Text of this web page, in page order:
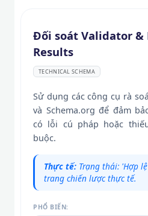
Đối soát Validator &
Results
TECHNICAL SCHEMA
Sử dụng các công cụ rà
và Schema.org để đảm
có lỗi cú pháp hoặc
buộc.
Thực tế: Trạng thái: 'Hợp
trang chiến lược thực tế.
PHỔ BIẾN: